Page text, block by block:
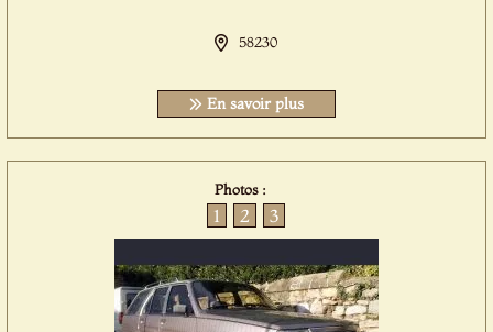
58230
En savoir plus
Photos :
1 2 3